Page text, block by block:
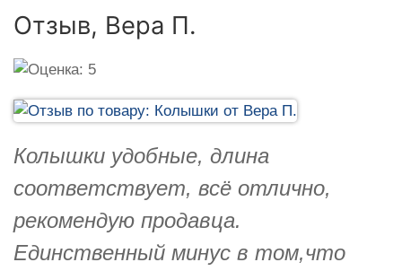
Отзыв, Вера П.
Колышки удобные, длина
соответствует, всё отлично,
рекомендую продавца.
Единственный минус в том,что